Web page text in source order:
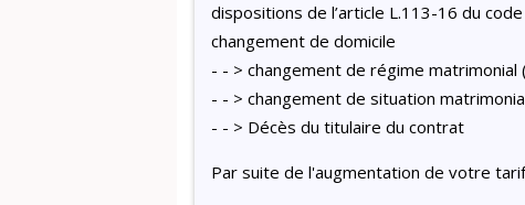
dispositions de l’article L.113-16 du
changement de domicile
- - > changement de régime matrimonial
- - > changement de situation
- - > Décès du titulaire du contrat
Par suite de l'augmentation de votre